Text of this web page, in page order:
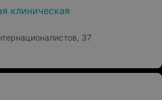
клиническая
37